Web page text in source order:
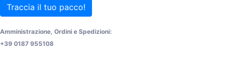
Traccia il tuo pacco!
Amministrazione, Ordini e Spedizioni:
+39 0187 955108